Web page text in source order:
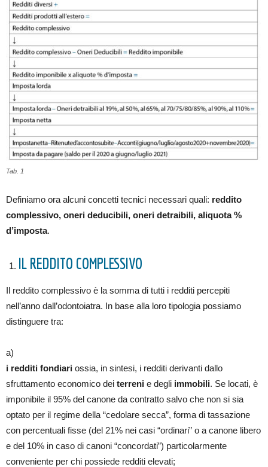
Tab. 1
Definiamo ora alcuni concetti tecnici necessari quali: reddito
complessivo, oneri deducibili, oneri detraibili, aliquota %
d’imposta.
IL REDDITO COMPLESSIVO
Il reddito complessivo è la somma di tutti i redditi percepiti
nell’anno dall’odontoiatra. In base alla loro tipologia possiamo
distinguere tra:
a)
i redditi fondiari ossia, in sintesi, i redditi derivanti dallo
sfruttamento economico dei terreni e degli immobili. Se locati, è
imponibile il 95% del canone da contratto salvo che non si sia
optato per il regime della “cedolare secca”, forma di tassazione
con percentuali fisse (del 21% nei casi “ordinari” o a canone libero
e del 10% in caso di canoni “concordati”) particolarmente
conveniente per chi possiede redditi elevati;